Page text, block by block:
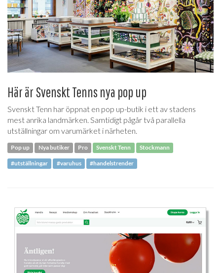
Här är Svenskt Tenns nya pop up
Svenskt Tenn har öppnat en pop up-butik i ett av stadens
mest anrika landmärken. Samtidigt pågår två parallella
utställningar om varumärket i närheten.
Pop up Nya butiker Pro Svenskt Tenn Stockmann
#utställningar #varuhus #handelstrender